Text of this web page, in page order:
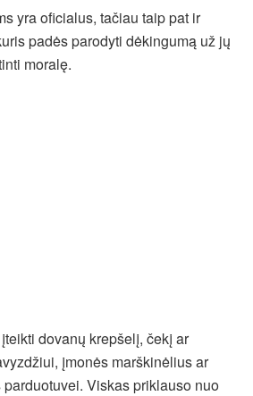
yra oficialus, tačiau taip pat ir
padės parodyti dėkingumą už jų
moralę.
dovanų krepšelį, čekį ar
įmonės marškinėlius ar
Viskas priklauso nuo